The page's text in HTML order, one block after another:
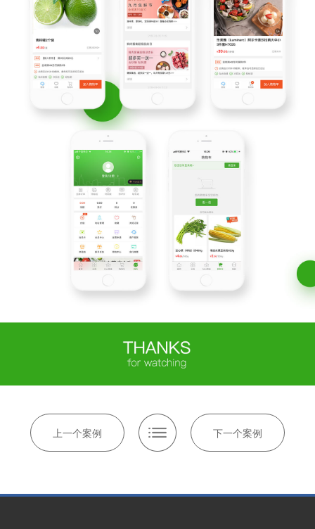
上一个案例 下一个案例